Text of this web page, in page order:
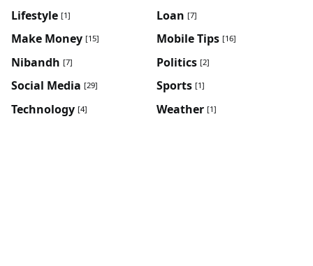
Lifestyle [1] Loan [7]
Make Money [15] Mobile Tips [16]
Nibandh [7] Politics [2]
Social Media [29] Sports [1]
Technology [4] Weather [1]